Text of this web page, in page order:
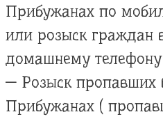
Прибужанах по
или розыск граждан
домашнему
— Розыск пропавших
Прибужанах (